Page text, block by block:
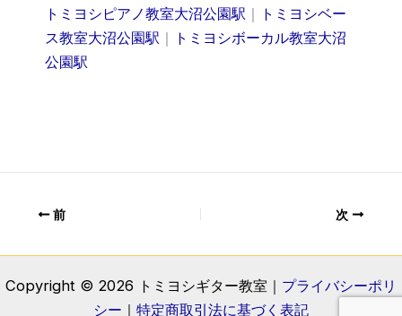
トミヨシピアノ教室大沼公園駅 ｜ トミヨシベー
ス教室大沼公園駅 ｜ トミヨシボーカル教室大沼
公園駅
前 次
Copyright © 2026 トミヨシギター教室｜ プライバシーポリ
シー ｜ 特定商取引法に基づく表記